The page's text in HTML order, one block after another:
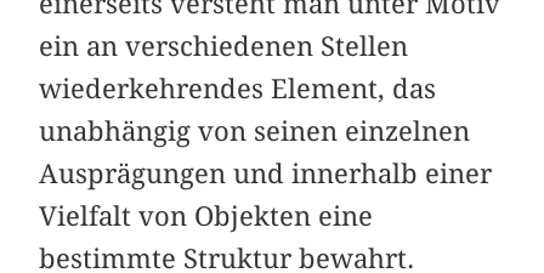
ein an verschiedenen Stellen
wiederkehrendes Element, das
unabhängig von seinen einzelnen
Ausprägungen und innerhalb einer
Vielfalt von Objekten eine
bestimmte Struktur bewahrt.